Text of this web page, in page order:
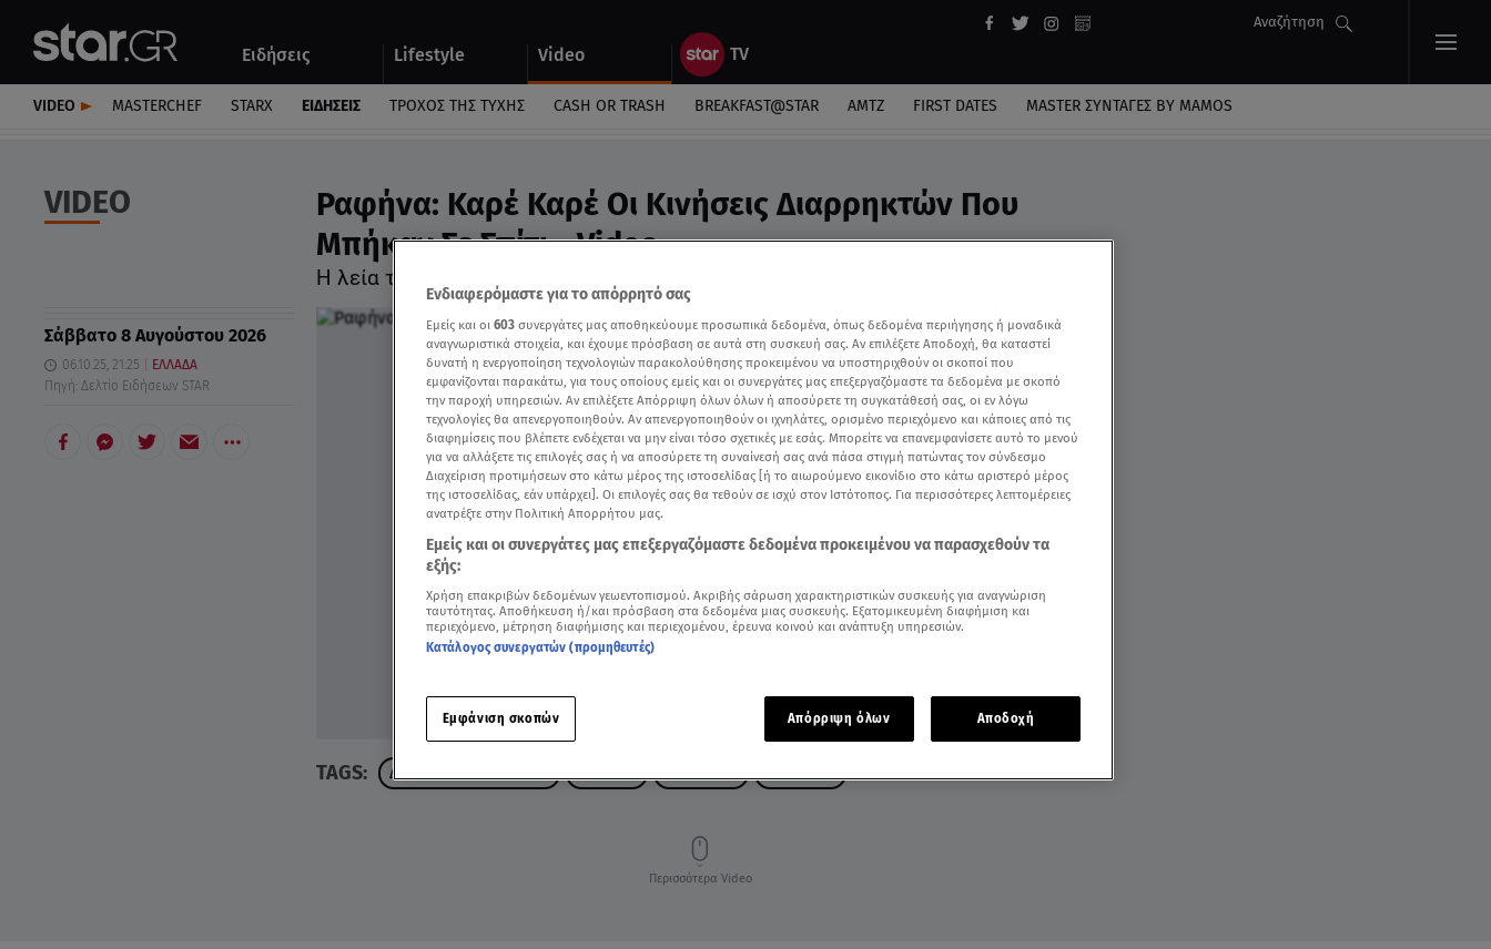
Ειδήσεις Lifestyle Video
Αναζήτηση
Αυτοκίνητο
VIDEO MASTERCHEF STARX ΕΙΔΉΣΕΙΣ ΤΡΟΧΌΣ ΤΗΣ ΤΎΧΗΣ CASH OR TRASH BREAKFAST@STAR ΑΜΤΖ FIRST DATES MASTER ΣΥΝΤΑΓΈΣ BY MAMOS
VIDEO
Ραφήνα: Καρέ Καρέ Οι Κινήσεις Διαρρηκτών Που
Μπήκαν Σε Σπίτι - Video
Η λεία τους ξεπέρασε τις 50 χιλιάδες ευρώ
Σάββατο 8 Αυγούστου 2026
06.10.25, 21:25
ΕΛΛΑΔΑ
Πηγή: Δελτίο Ειδήσεων STAR
TAGS: ΔΕΛΤΙΟ ΕΙΔΗΣΕΩΝ STAR
Περισσότερα Video
Ενδιαφερόμαστε για το απόρρητό σας
Εμείς και οι 603 συνεργάτες μας αποθηκεύουμε προσωπικά δεδομένα, όπως δεδομένα περιήγησης ή μοναδικά
αναγνωριστικά στοιχεία, και έχουμε πρόσβαση σε αυτά στη συσκευή σας. Αν επιλέξετε Αποδοχή, θα καταστεί
δυνατή η ενεργοποίηση τεχνολογιών παρακολούθησης προκειμένου να υποστηριχθούν οι σκοποί που
εμφανίζονται παρακάτω, για τους οποίους εμείς και οι συνεργάτες μας επεξεργαζόμαστε τα δεδομένα με σκοπό
την παροχή υπηρεσιών. Αν επιλέξετε Απόρριψη όλων όλων ή αποσύρετε τη συγκατάθεσή σας, οι εν λόγω
τεχνολογίες θα απενεργοποιηθούν. Αν απενεργοποιηθούν οι ιχνηλάτες, ορισμένο περιεχόμενο και κάποιες από τις
διαφημίσεις που βλέπετε ενδέχεται να μην είναι τόσο σχετικές με εσάς. Μπορείτε να επανεμφανίσετε αυτό το μενού
για να αλλάξετε τις επιλογές σας ή να αποσύρετε τη συναίνεσή σας ανά πάσα στιγμή πατώντας τον σύνδεσμο
Διαχείριση προτιμήσεων στο κάτω μέρος της ιστοσελίδας [ή το αιωρούμενο εικονίδιο στο κάτω αριστερό μέρος
της ιστοσελίδας, εάν υπάρχει]. Οι επιλογές σας θα τεθούν σε ισχύ στον Ιστότοπος. Για περισσότερες λεπτομέρειες
ανατρέξτε στην Πολιτική Απορρήτου μας.
Εμείς και οι συνεργάτες μας επεξεργαζόμαστε δεδομένα προκειμένου να παρασχεθούν τα
εξής:
Χρήση επακριβών δεδομένων γεωεντοπισμού. Ακριβής σάρωση χαρακτηριστικών συσκευής για αναγνώριση
ταυτότητας. Αποθήκευση ή/και πρόσβαση στα δεδομένα μιας συσκευής. Εξατομικευμένη διαφήμιση και
περιεχόμενο, μέτρηση διαφήμισης και περιεχομένου, έρευνα κοινού και ανάπτυξη υπηρεσιών.
Κατάλογος συνεργατών (προμηθευτές)
Εμφάνιση σκοπών Απόρριψη όλων Αποδοχή